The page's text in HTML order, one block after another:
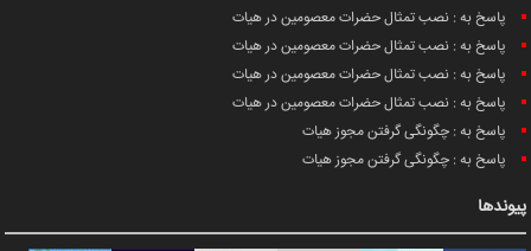
پاسخ به : نصب تمثال حضرات معصومین در هیات
پاسخ به : نصب تمثال حضرات معصومین در هیات
پاسخ به : نصب تمثال حضرات معصومین در هیات
پاسخ به : نصب تمثال حضرات معصومین در هیات
پاسخ به : چگونگی گرفتن مجوز هیات
پاسخ به : چگونگی گرفتن مجوز هیات
پیوندها